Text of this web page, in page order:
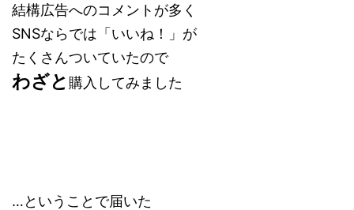
結構広告へのコメントが多く
SNSならでは「いいね！」が
たくさんついていたので
わざと 購入してみました
…ということで届いた